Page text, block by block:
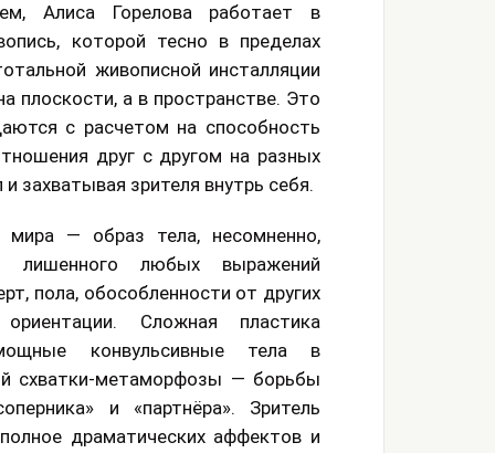
Алиса Горелова работает в
которой тесно в пределах
живописной инсталляции
плоскости, а в пространстве. Это
с расчетом на способность
друг с другом на разных
захватывая зрителя внутрь себя.
мира — образ тела, несомненно,
лишенного любых выражений
пола, обособленности от других
Сложная пластика
конвульсивные тела в
схватки-метаморфозы — борьбы
и «партнёра». Зритель
драматических аффектов и